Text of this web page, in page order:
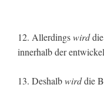
12. Allerdingswird
innerhalb der
13. Deshalbwirddie